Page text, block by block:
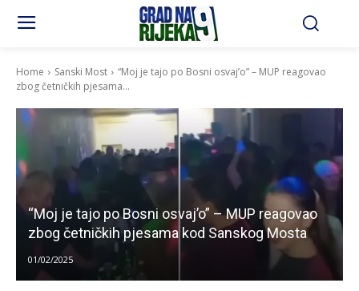
Home Sanski Most
“Moj je tajo po Bosni osvaj’o” – MUP reagovao
zbog četničkih pjesama...
“Moj je tajo po Bosni osvaj’o” – MUP reagovao
zbog četničkih pjesama kod Sanskog Mosta
01/02/2025